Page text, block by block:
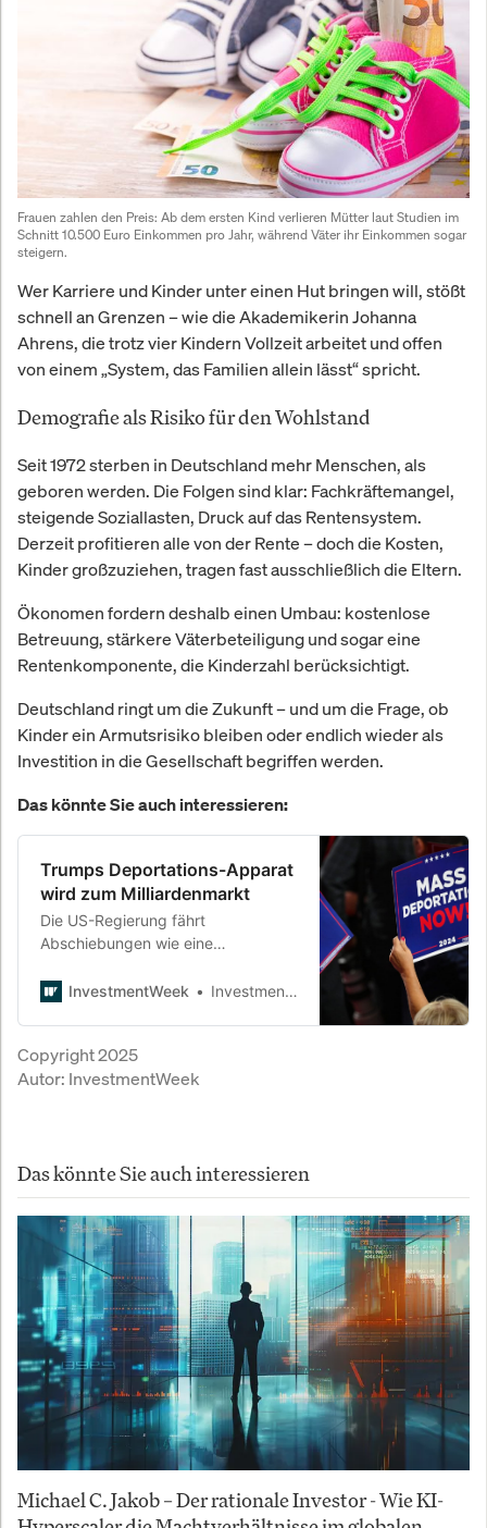
Frauen zahlen den Preis: Ab dem ersten Kind verlieren Mütter laut Studien im
Schnitt 10.500 Euro Einkommen pro Jahr, während Väter ihr Einkommen sogar
steigern.
Wer Karriere und Kinder unter einen Hut bringen will, stößt
schnell an Grenzen – wie die Akademikerin Johanna
Ahrens, die trotz vier Kindern Vollzeit arbeitet und offen
von einem „System, das Familien allein lässt“ spricht.
Demografie als Risiko für den Wohlstand
Seit 1972 sterben in Deutschland mehr Menschen, als
geboren werden. Die Folgen sind klar: Fachkräftemangel,
steigende Soziallasten, Druck auf das Rentensystem.
Derzeit profitieren alle von der Rente – doch die Kosten,
Kinder großzuziehen, tragen fast ausschließlich die Eltern.
Ökonomen fordern deshalb einen Umbau: kostenlose
Betreuung, stärkere Väterbeteiligung und sogar eine
Rentenkomponente, die Kinderzahl berücksichtigt.
Deutschland ringt um die Zukunft – und um die Frage, ob
Kinder ein Armutsrisiko bleiben oder endlich wieder als
Investition in die Gesellschaft begriffen werden.
Das könnte Sie auch interessieren:
Trumps Deportations-Apparat
wird zum Milliardenmarkt
Die US-Regierung fährt
Abschiebungen wie eine
Charterflüge im Akkord, Verträge
Co. – solange Recht, Politik und
ESG-Investoren nicht den Stecker
InvestmentWeek InvestmentWeek
Copyright 2025
Autor: InvestmentWeek
Das könnte Sie auch interessieren
Michael C. Jakob – Der rationale Investor - Wie KI-